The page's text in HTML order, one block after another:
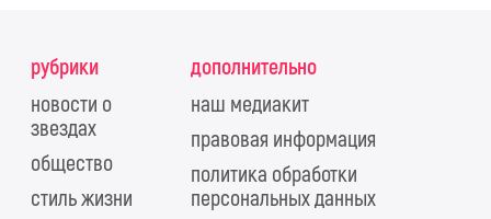
рубрики
новости о
звездах
общество
стиль жизни
дополнительно
наш медиакит
правовая информация
политика обработки
персональных данных